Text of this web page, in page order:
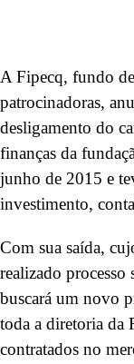
A Fipecq, fundo
patrocinadoras,
desligamento do
finanças da
junho de 2015 e
investimento,
Com sua saída,
realizado processo
buscará um novo
toda a diretoria da
contratados no